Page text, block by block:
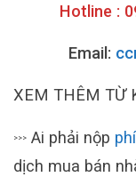
Hotline :
Email:
XEM THÊM TỪ
>>> Ai phải nộp
dịch mua bán